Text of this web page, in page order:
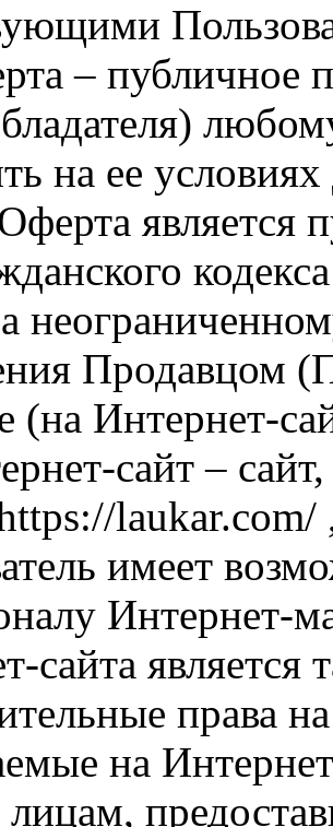
– публичное
на ее
является
Продавцом
(на Интернет-
сайт –
laukar.com/
имеет
Интернет-
сайта
права
на
лицам,